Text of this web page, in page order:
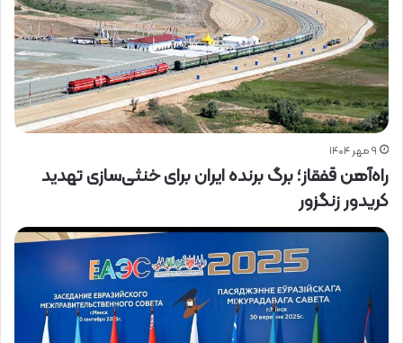
۹ مهر ۱۴۰۴
راه‌آهن قفقاز؛ برگ برنده ایران برای خنثی‌سازی تهدید
کریدور زنگزور